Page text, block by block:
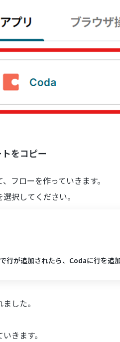
をコピー
フローを作っていきます。
択してください。
行が追加されたら、Codaに行を追
した。
きます。